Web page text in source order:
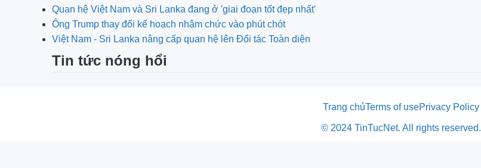
Quan hệ Việt Nam và Sri Lanka đang ở 'giai đoạn tốt đẹp nhất'
Ông Trump thay đổi kế hoạch nhậm chức vào phút chót
Việt Nam - Sri Lanka nâng cấp quan hệ lên Đối tác Toàn diện
Tin tức nóng hổi
Trang chủTerms of usePrivacy Policy
© 2024 TinTucNet. All rights reserved.